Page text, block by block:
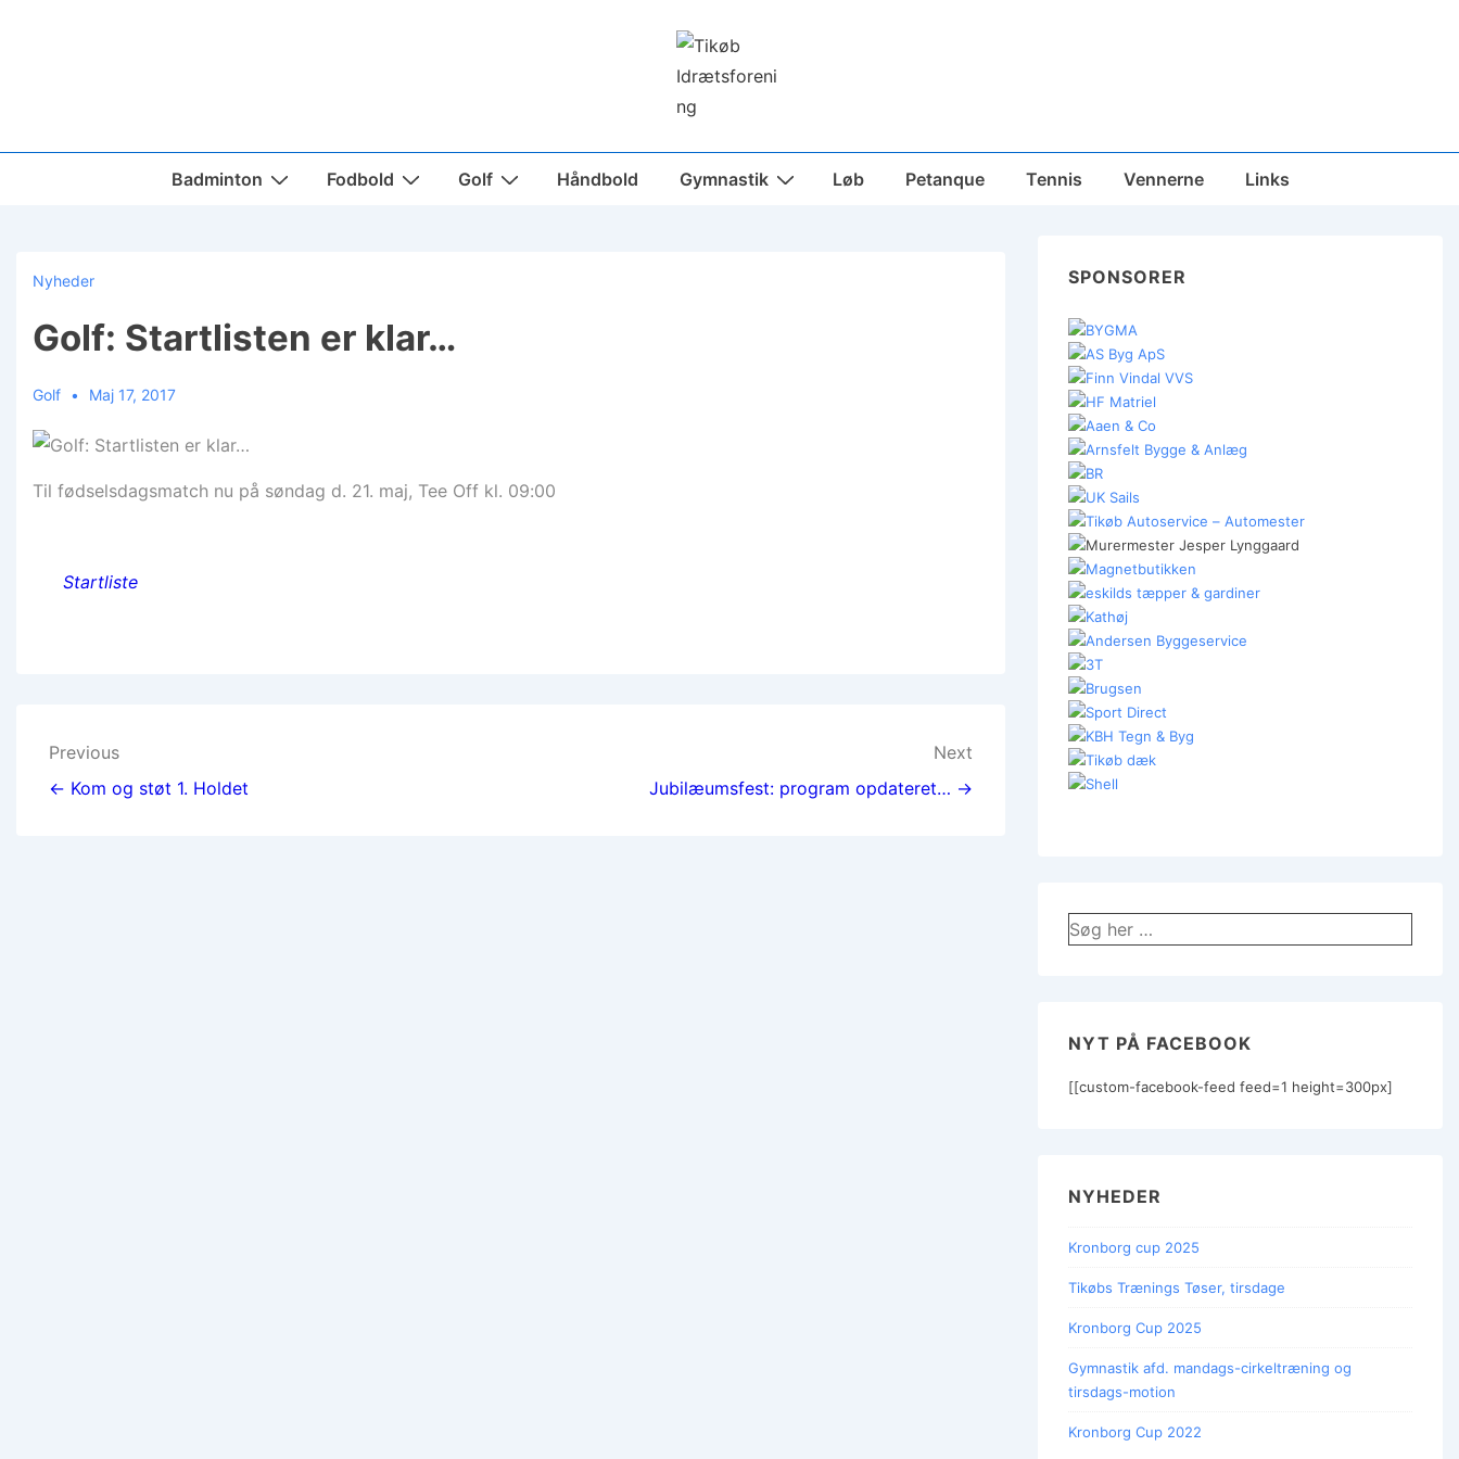
MainBadminton Fodbold Golf Håndbold Gymnastik Løb Petanque Tennis Vennerne Links
Nyheder
Golf: Startlisten er klar…
Golf Maj 17, 2017
Til fødselsdagsmatch nu på søndag d. 21. maj, Tee Off kl. 09:00
Startliste
Indlægsnavigation
Previous
← Kom og støt 1. Holdet
Next
Jubilæumsfest: program opdateret… →
SPONSORER
Søg
efter:
NYT PÅ FACEBOOK
[[custom-facebook-feed feed=1 height=300px]
NYHEDER
Kronborg cup 2025
Tikøbs Trænings Tøser, tirsdage
Kronborg Cup 2025
Gymnastik afd. mandags-cirkeltræning og
tirsdags-motion
Kronborg Cup 2022